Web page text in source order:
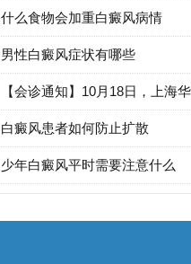
什么食物会加重白癜风病情
男性白癜风症状有哪些
【会诊通知】10月18日，上海华山医院 陈
白癜风患者如何防止扩散
少年白癜风平时需要注意什么